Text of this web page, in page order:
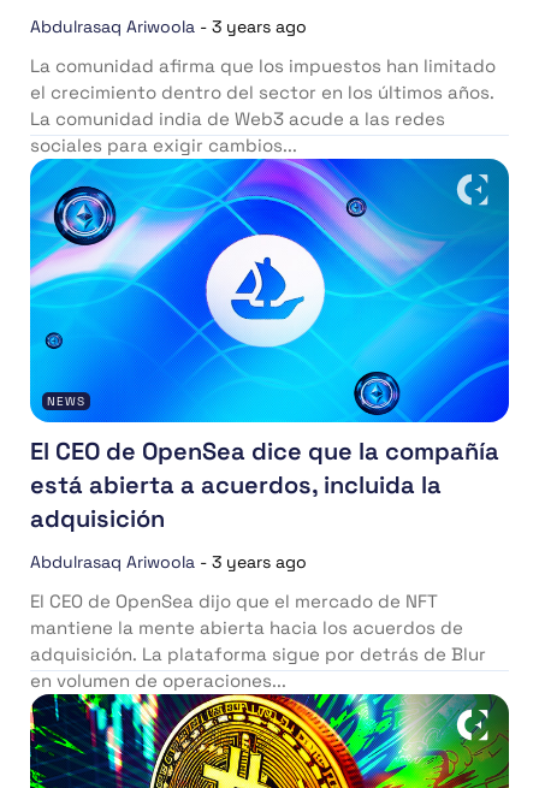
Abdulrasaq Ariwoola - 3 years ago
La comunidad afirma que los impuestos han limitado
el crecimiento dentro del sector en los últimos años.
La comunidad india de Web3 acude a las redes
sociales para exigir cambios...
NEWS
El CEO de OpenSea dice que la compañía
está abierta a acuerdos, incluida la
adquisición
Abdulrasaq Ariwoola - 3 years ago
El CEO de OpenSea dijo que el mercado de NFT
mantiene la mente abierta hacia los acuerdos de
adquisición. La plataforma sigue por detrás de Blur
en volumen de operaciones...